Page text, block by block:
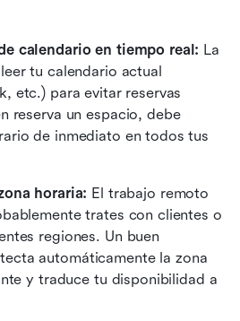
calendario en tiempo real: La
tu calendario actual
etc.) para evitar reservas
reserva un espacio, debe
de inmediato en todos tus
horaria: El trabajo remoto
trates con clientes o
regiones. Un buen
automáticamente la zona
y traduce tu disponibilidad a